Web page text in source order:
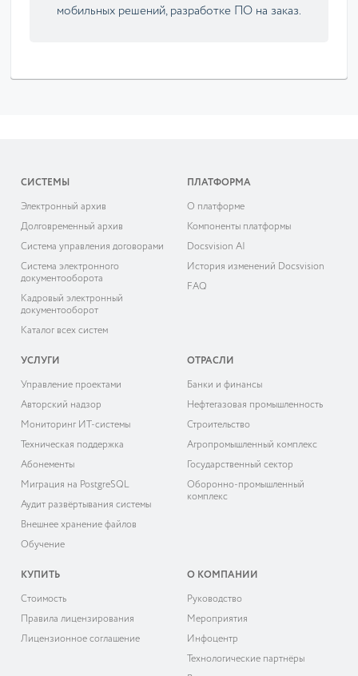
мобильных решений, разработке ПО на заказ.
СИСТЕМЫ
Электронный архив
Долговременный архив
Система управления договорами
Система электронного
документооборота
Кадровый электронный
документооборот
Каталог всех систем
ПЛАТФОРМА
О платформе
Компоненты платформы
Docsvision AI
История изменений Docsvision
FAQ
УСЛУГИ
Управление проектами
Авторский надзор
Мониторинг ИТ-системы
Техническая поддержка
Абонементы
Миграция на PostgreSQL
Аудит развёртывания системы
Внешнее хранение файлов
Обучение
ОТРАСЛИ
Банки и финансы
Нефтегазовая промышленность
Строительство
Агропромышленный комплекс
Государственный сектор
Оборонно-промышленный
комплекс
КУПИТЬ
Cтоимость
Правила лицензирования
Лицензионное соглашение
О КОМПАНИИ
Руководство
Мероприятия
Инфоцентр
Технологические партнёры